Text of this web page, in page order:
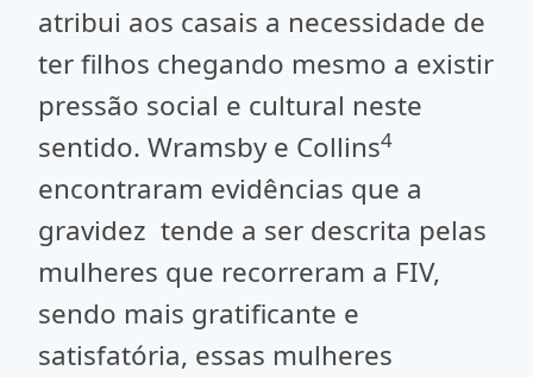
atribui aos casais a necessidade de
ter filhos chegando mesmo a existir
pressão social e cultural neste
sentido. Wramsby e Collins4
encontraram evidências que a
gravidez tende a ser descrita pelas
mulheres que recorreram a FIV,
sendo mais gratificante e
satisfatória, essas mulheres